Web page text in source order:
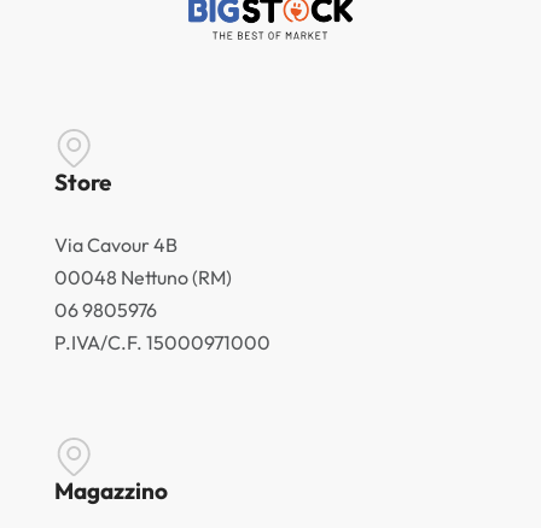
Store
Via Cavour 4B
00048 Nettuno (RM)
06 9805976
P.IVA/C.F. 15000971000
Magazzino